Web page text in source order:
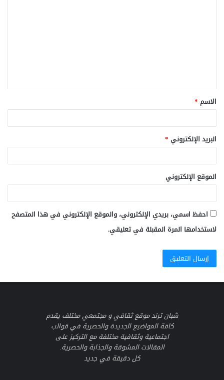
ق
*
الاسم *
البريد الإلكتروني *
الموقع الإلكتروني
احفظ اسمي، بريدي الإلكتروني، والموقع الإلكتروني في هذا المتصفح
لاستخدامها المرة المقبلة في تعليقي.
شبان ترند موقع ثقافي و مجتمعي مختلف يقدم
كافة المواضيع الجديدة والحصرية في قوالب
اجتماعية وثقافية مختلفة مع التركيز على
المقالات المشوقة والجذابة والحصرية.
كل دقيقة في جديد